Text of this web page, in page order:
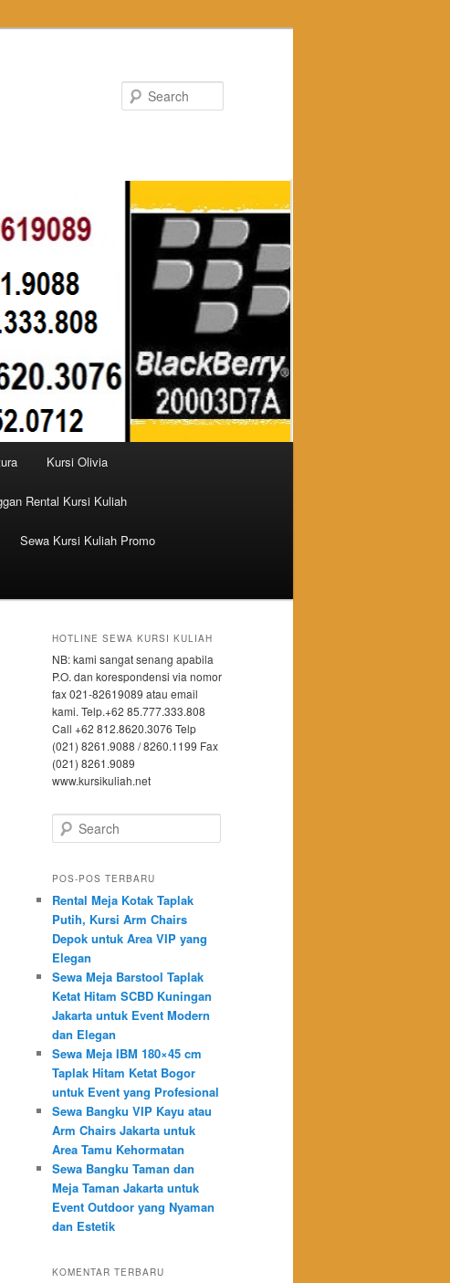
Kursi Olivia
Rental Kursi Kuliah
Sewa Kursi Kuliah Promo
HOTLINE SEWA KURSI KULIAH
NB: kami sangat senang apabila
P.O. dan korespondensi via nomor
fax 021-82619089 atau email
kami. Telp.+62 85.777.333.808
Call +62 812.8620.3076 Telp
(021) 8261.9088 / 8260.1199 Fax
(021) 8261.9089
www.kursikuliah.net
Search
POS-POS TERBARU
Rental Meja Kotak Taplak
Putih, Kursi Arm Chairs
Depok untuk Area VIP yang
Elegan
Sewa Meja Barstool Taplak
Ketat Hitam SCBD Kuningan
Jakarta untuk Event Modern
dan Elegan
Sewa Meja IBM 180×45 cm
Taplak Hitam Ketat Bogor
untuk Event yang Profesional
Sewa Bangku VIP Kayu atau
Arm Chairs Jakarta untuk
Area Tamu Kehormatan
Sewa Bangku Taman dan
Meja Taman Jakarta untuk
Event Outdoor yang Nyaman
dan Estetik
KOMENTAR TERBARU